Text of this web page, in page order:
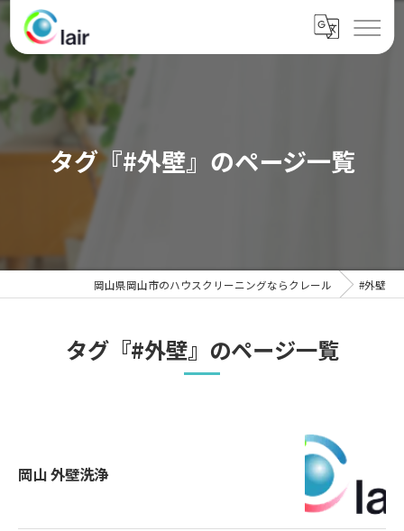
タグ『#外壁』のページ一覧
岡山県岡山市のハウスクリーニングならクレール #外壁
タグ『#外壁』のページ一覧
岡山 外壁洗浄